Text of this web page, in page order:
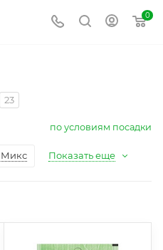
0
23
по условиям посадки
Микс Показать еще